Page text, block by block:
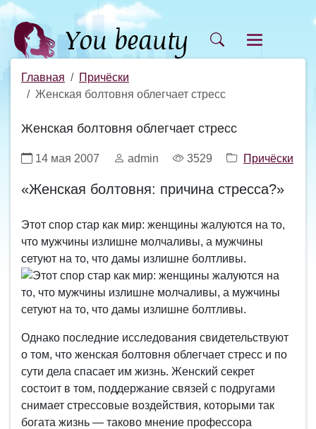
Главная
Причёски
Женская болтовня облегчает стресс
Женская болтовня облегчает стресс
14 мая 2007 admin 3529 Причёски
«Женская болтовня: причина стресса?»
Этот спор стар как мир: женщины жалуются на то,
что мужчины излишне молчаливы, а мужчины
сетуют на то, что дамы излишне болтливы.
Этот спор стар как мир: женщины жалуются на
то, что мужчины излишне молчаливы, а мужчины
сетуют на то, что дамы излишне болтливы.
Однако последние исследования свидетельствуют
о том, что женская болтовня облегчает стресс и по
сути дела спасает им жизнь. Женский секрет
состоит в том, поддержание связей с подругами
снимает стрессовые воздействия, которыми так
богата жизнь — таково мнение профессора